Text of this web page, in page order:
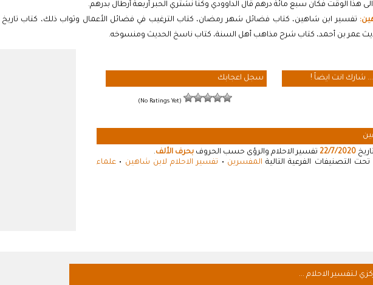
هذا الوقت فكان سبع مائة درهم قال الداوودي وكنا نشتري الحبر أربعة أرطال بدرهم.
تفسير ابن شاهين، كتاب فضائل شهر رمضان، كتاب الترغيب في فضائل الأعمال وثواب ذلك، كتاب
عمر بن أحمد، كتاب شرح مذاهب أهل السنة، كتاب ناسخ الحديث ومنسوخه.
شارك انت ايضاً ! سجل اعجابك
(No Ratings Yet)
22/7/2020 تفسير الاحلام والرؤى حسب الحروف بحرف الألف.
تحت التصنيفات الفرعية التالية المفسرين • تفسير الاحلام لابن شاهين • علماء
لـتفسير الاحلام ...